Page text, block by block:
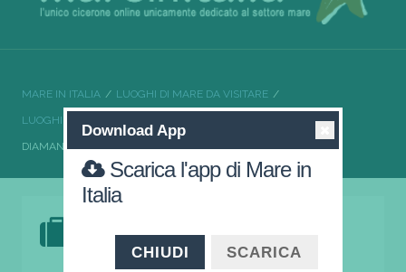
MARE IN ITALIA LUOGHI DI MARE DA VISITARE
LUOGHI DI MARE DA VISITARE CALABRIA
DIAMANTE, UN MARE PREZIOSO
Download App
Scarica l'app di Mare in
Italia
CHIUDI SCARICA